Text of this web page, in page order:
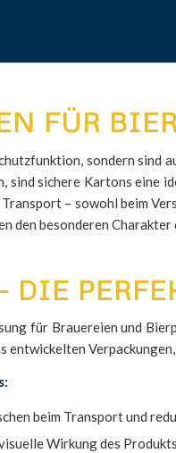
FÜR BIER
sondern sind
sind sichere Kartons eine
– sowohl beim
den besonderen Charakter
DIE
für Brauereien und
entwickelten
beim Transport und
Wirkung des